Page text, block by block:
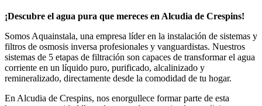
¡Descubre el agua pura que mereces en Alcudia de Crespins!
Somos Aquainstala, una empresa líder en la instalación de sistemas y
filtros de osmosis inversa profesionales y vanguardistas. Nuestros
sistemas de 5 etapas de filtración son capaces de transformar el agua
corriente en un líquido puro, purificado, alcalinizado y
remineralizado, directamente desde la comodidad de tu hogar.
En Alcudia de Crespins, nos enorgullece formar parte de esta